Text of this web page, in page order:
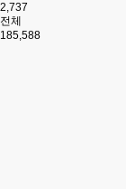
2,737
전체
185,588